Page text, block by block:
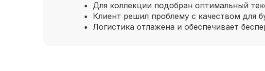
Для коллекции подобран оптимальный
Клиент решил проблему с качеством для
Логистика отлажена и обеспечивает